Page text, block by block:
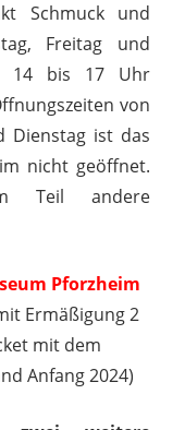
Schmuck und
Freitag und
14 bis 17 Uhr
von
Dienstag ist das
nicht geöffnet.
Teil andere
Pforzheim
Ermäßigung 2
mit dem
Anfang 2024)